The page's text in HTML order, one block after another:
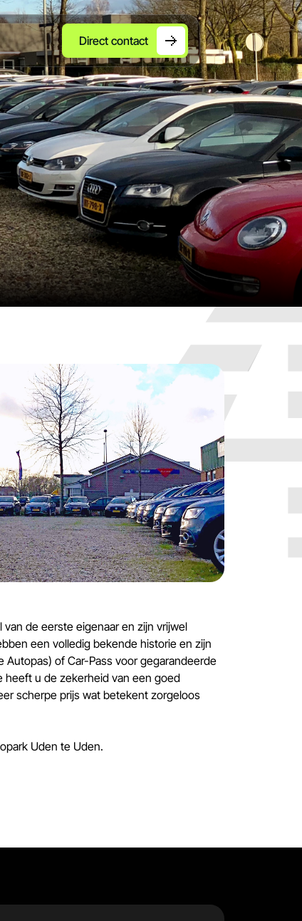
Direct contact
de eerste eigenaar en zijn vrijwel
een volledig bekende historie en zijn
Autopas) of Car-Pass voor gegarandeerde
heeft u de zekerheid van een goed
scherpe prijs wat betekent zorgeloos
Uden te Uden.